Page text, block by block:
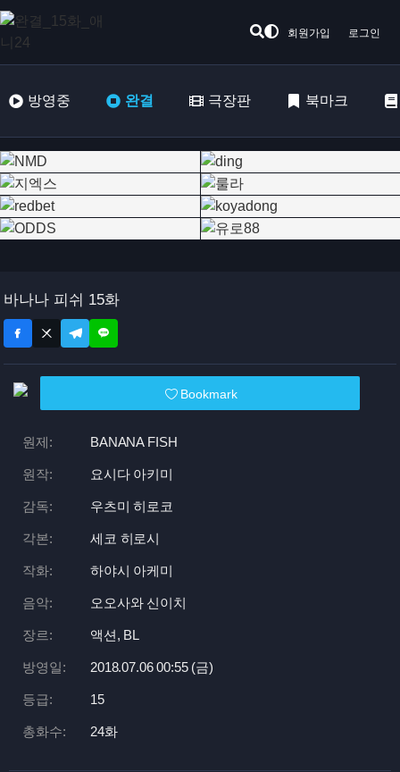
회원가입 로그인
방영중 완결 극장판 북마크
바나나 피쉬 15화
Bookmark
원제: BANANA FISH
원작: 요시다 아키미
감독: 우츠미 히로코
각본: 세코 히로시
작화: 하야시 아케미
음악: 오오사와 신이치
장르: 액션, BL
방영일: 2018.07.06 00:55 (금)
등급: 15
총화수: 24화